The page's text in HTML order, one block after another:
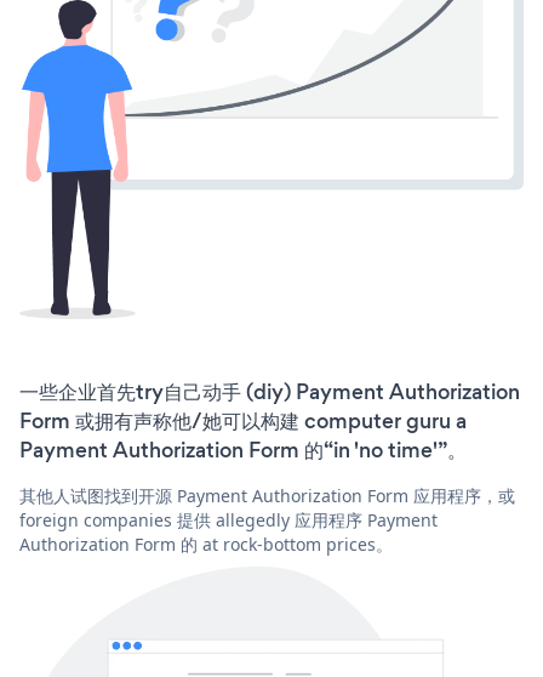
一些企业首先try自己动手 (diy) Payment Authorization
Form 或拥有声称他/她可以构建 computer guru a
Payment Authorization Form 的“in 'no time'”。
其他人试图找到开源 Payment Authorization Form 应用程序，或
foreign companies 提供 allegedly 应用程序 Payment
Authorization Form 的 at rock-bottom prices。